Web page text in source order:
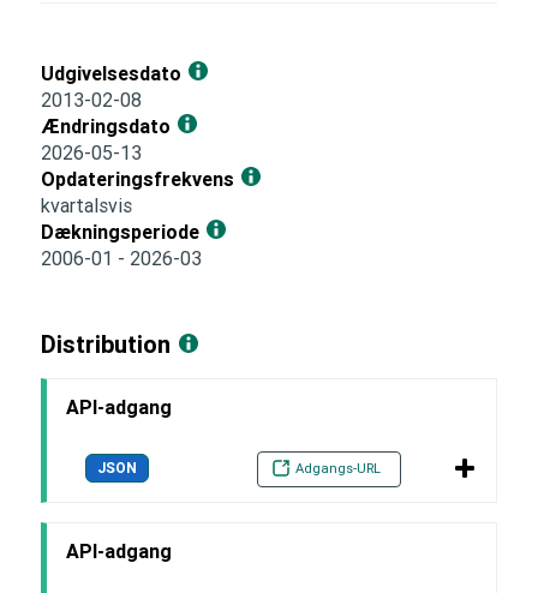
Udgivelsesdato
2013-02-08
Ændringsdato
2026-05-13
Opdateringsfrekvens
kvartalsvis
Dækningsperiode
2006-01 - 2026-03
Distribution
API-adgang
JSON Adgangs-URL
API-adgang